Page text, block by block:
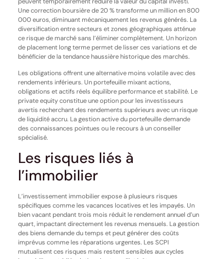
Une correction boursière de 20 % transforme un million en 800
000 euros, diminuant mécaniquement les revenus générés. La
diversification entre secteurs et zones géographiques atténue
ce risque de marché sans l’éliminer complètement. Un horizon
de placement long terme permet de lisser ces variations et de
bénéficier de la tendance haussière historique des marchés.
Les obligations offrent une alternative moins volatile avec des
rendements inférieurs. Un portefeuille mixant actions,
obligations et actifs réels équilibre performance et stabilité. Le
private equity constitue une option pour les investisseurs
avertis recherchant des rendements supérieurs avec un risque
de liquidité accru. La gestion active du portefeuille demande
des connaissances pointues ou le recours à un conseiller
spécialisé.
Les risques liés à
l’immobilier
L’investissement immobilier expose à plusieurs risques
spécifiques comme les vacances locatives et les impayés. Un
bien vacant pendant trois mois réduit le rendement annuel d’un
quart, impactant directement les revenus mensuels. La gestion
des biens demande du temps et peut générer des coûts
imprévus comme les réparations urgentes. Les SCPI
mutualisent ces risques mais restent sensibles aux cycles